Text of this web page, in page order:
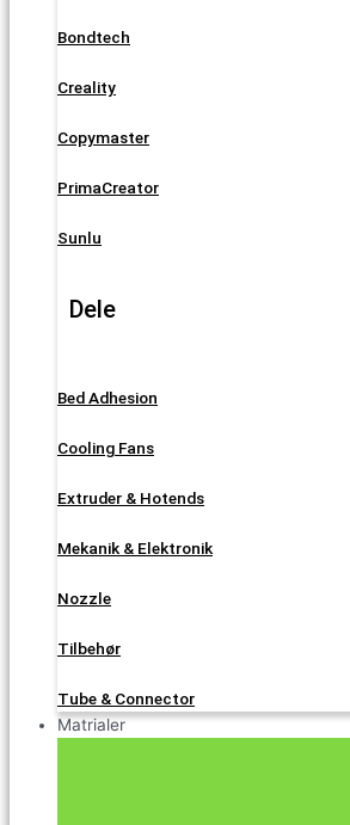
Bondtech
Creality
Copymaster
PrimaCreator
Sunlu
Dele
Bed Adhesion
Cooling Fans
Extruder & Hotends
Mekanik & Elektronik
Nozzle
Tilbehør
Tube & Connector
Matrialer